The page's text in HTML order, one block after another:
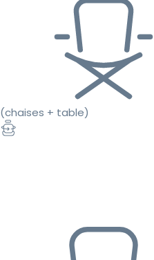
(chaises + table)